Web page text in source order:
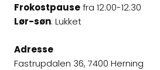
Frokostpausefra 12:00-12:30
Lør-søn: Lukket
Adresse
Fastrupdalen 36, 7400 Herning